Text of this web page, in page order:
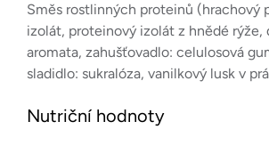
Směs rostlinných proteinů (hrachový
izolát, proteinový izolát z hnědé rýže,
aromata, zahušťovadlo: celulosová
sladidlo: sukralóza, vanilkový lusk v
Nutriční hodnoty